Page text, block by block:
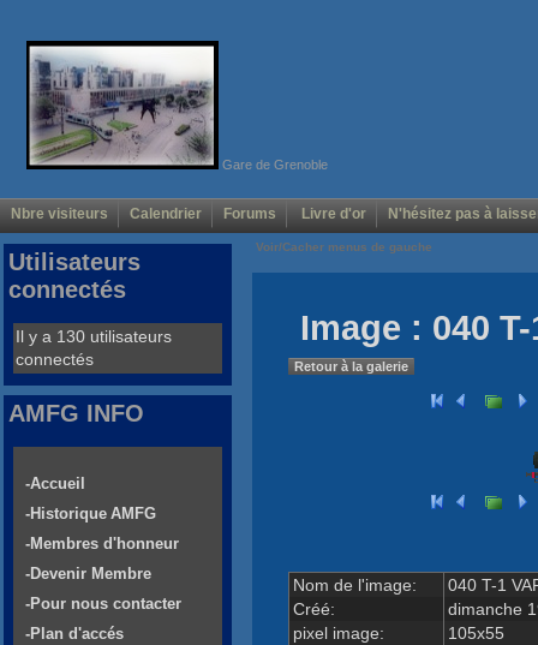
Gare de Grenoble
Nbre visiteurs Calendrier Forums Livre d'or N'hésitez pas à
Voir/Cacher menus de gauche
Image : 040
Retour à la galerie
Nom de l'image:
040 T-1
Créé:
dimanche
pixel image:
105x55
Utilisateurs
connectés
Il y a 130 utilisateurs
connectés
AMFG INFO
-Accueil
-Historique AMFG
-Membres d'honneur
-Devenir Membre
-Pour nous contacter
-Plan d'accés